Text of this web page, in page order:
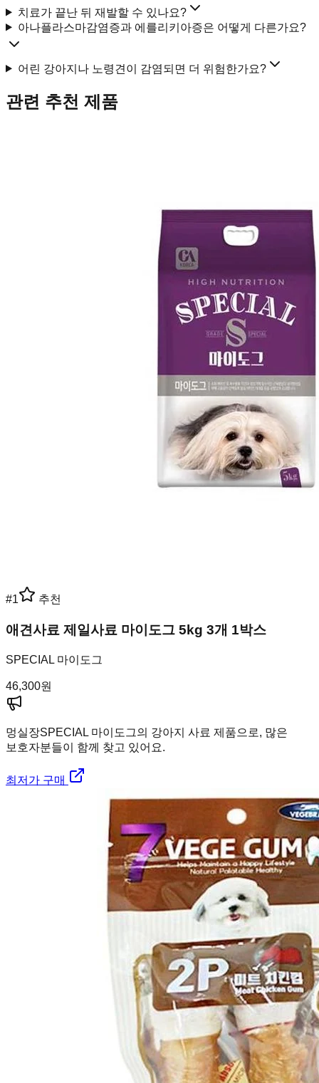
치료가 끝난 뒤 재발할 수 있나요?
아나플라스마감염증과 에를리키아증은 어떻게 다른가요?
어린 강아지나 노령견이 감염되면 더 위험한가요?
관련 추천 제품
#1 추천
애견사료 제일사료 마이도그 5kg 3개 1박스
SPECIAL 마이도그
46,300원
멍실장SPECIAL 마이도그의 강아지 사료 제품으로, 많은
보호자분들이 함께 찾고 있어요.
최저가 구매